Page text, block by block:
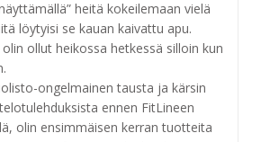
heitä kokeilemaan vielä
löytyisi se kauan kaivattu apu.
ollut heikossa hetkessä silloin kun
ongelmainen tausta ja kärsin
ennen FitLineen
olin ensimmäisen kerran tuotteita